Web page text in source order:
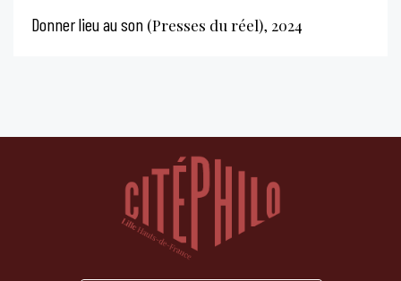
Donner lieu au son (Presses du réel), 2024